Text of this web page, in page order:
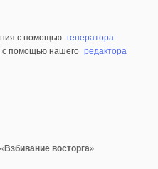
с помощью генератора
с помощью нашего редактора
восторга»